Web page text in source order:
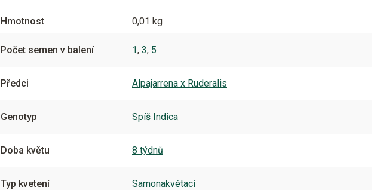
Hmotnost 0,01 kg
Počet semen v balení 1, 3, 5
Předci Alpajarrena x Ruderalis
Genotyp Spíš Indica
Doba květu 8 týdnů
Typ kvetení Samonakvétací